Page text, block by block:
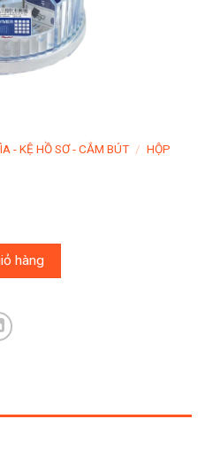
- KỆ HỒ SƠ - CẮM BÚT / HỘP
hàng